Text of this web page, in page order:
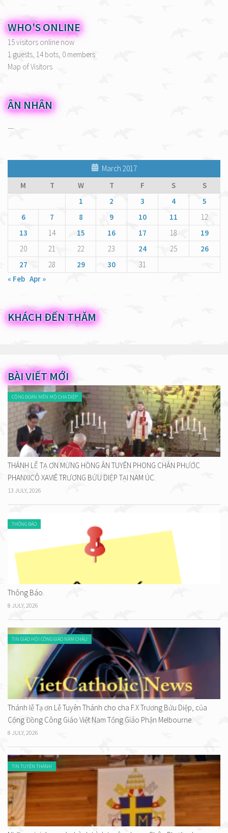
WHO'S ONLINE
15 visitors online now
1 guests, 14 bots, 0 members
Map of Visitors
ÂN NHÂN
---
March 2017
M
T W T F S
S
1
2 3 4
5
6
7 8 9 10 11
12
13
14 15 16 17 18
19
20
21 22 23 24 25
26
27
28 29 30
31
« Feb Apr »
KHÁCH ĐẾN THĂM
BÀI VIẾT MỚI
CỘNG ĐOÀN MẾN MỘ CHA DIỆP
THÁNH LỄ TẠ ƠN MỪNG HỒNG ÂN TUYÊN PHONG CHÂN PHƯỚC
PHANXICÔ XAVIÊ TRƯƠNG BỬU DIỆP TẠI NAM ÚC.
13 JULY, 2026
THÔNG BÁO
Thông Báo.
8 JULY, 2026
TIN GIÁO HỘI CÔNG GIÁO NĂM CHÂU
Thánh lễ Tạ ơn Lễ Tuyên Thánh cho cha F.X Trương Bửu Diệp, của
Cộng Đồng Công Giáo Việt Nam Tổng Giáo Phận Melbourne.
8 JULY, 2026
TIN TUYÊN THÁNH